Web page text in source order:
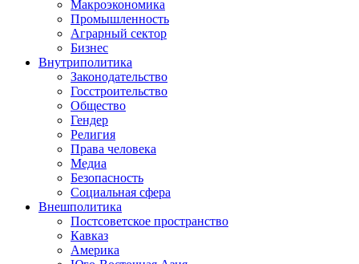
Макроэкономика
Промышленность
Аграрный сектор
Бизнес
Внутриполитика
Законодательство
Госстроительство
Общество
Гендер
Религия
Права человека
Медиа
Безопасность
Социальная сфера
Внешполитика
Постсоветское пространство
Кавказ
Америка